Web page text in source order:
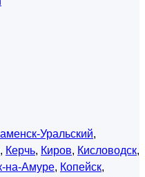
Уральский,
, Керчь, Киров, Кисловодск,
на-Амуре, Копейск,